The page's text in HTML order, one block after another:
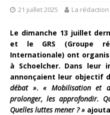
21 juillet 2025 La rédaction
Le dimanche 13 juillet
et le GRS (Groupe
Internationale) ont
à Schoelcher. Dans leur
annonçaient leur objectif
débat ».« Mobilisation et
prolonger, les approfondir.
Quelles luttes mener ? »